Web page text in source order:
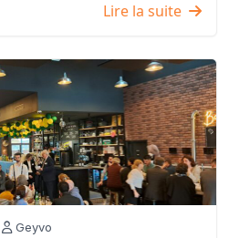
Lire la suite
Geyvo